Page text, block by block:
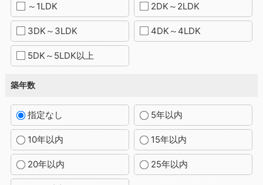
～1LDK 2DK～2LDK
3DK～3LDK 4DK～4LDK
5DK～5LDK以上
築年数
指定なし 5年以内
10年以内 15年以内
20年以内 25年以内